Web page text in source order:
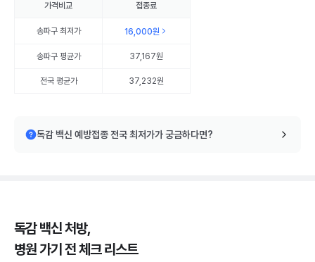
가격비교 접종료
송파구최저가 16,000원
송파구평균가 37,167원
전국 평균가 37,232원
독감 백신 예방접종 전국 최저가가 궁금하다면?
독감 백신 처방,
병원 가기 전 체크 리스트